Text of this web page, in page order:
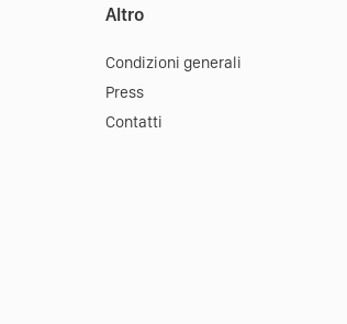
Altro
Condizioni generali
Press
Contatti